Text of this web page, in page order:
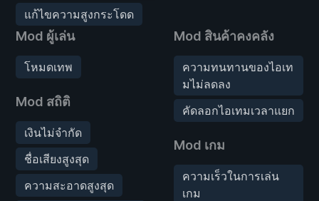
แก้ไขความสูงกระโดด
Mod ผู้เล่น
โหมดเทพ
Mod สถิติ
เงินไม่จำกัด
ชื่อเสียงสูงสุด
ความสะอาดสูงสุด
Mod สินค้าคงคลัง
ความทนทานของไอเท
มไม่ลดลง
คัดลอกไอเทมเวลาแยก
Mod เกม
ความเร็วในการเล่น
เกม